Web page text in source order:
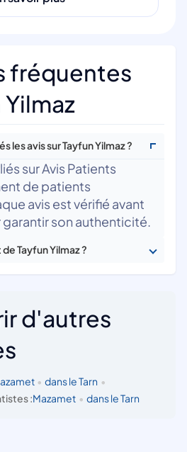
fréquentes
Yilmaz
les avis sur Tayfun Yilmaz ?
sur Avis Patients
de patients
avis est vérifié avant
son authenticité.
Tayfun Yilmaz ?
d'autres
• dans le Tarn •
:Mazamet • dans le Tarn